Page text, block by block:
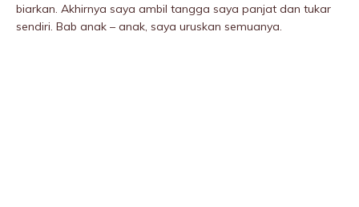
biarkan. Akhirnya saya ambil tangga saya panjat dan tukar
sendiri. Bab anak – anak, saya uruskan semuanya.